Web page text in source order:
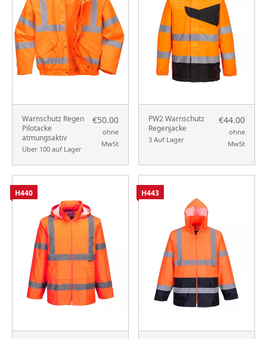
Warnschutz Regen
Pilotacke
atmungsaktiv
Über 100 auf Lager
€50.00
ohne
MwSt
PW2 Warnschutz
Regenjacke
3 Auf Lager
€44.00
ohne
MwSt
H440 H443